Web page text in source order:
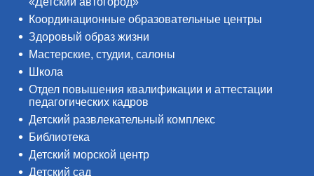
Координационные образовательные центры
Здоровый образ жизни
Мастерские, студии, салоны
Школа
Отдел повышения квалификации и аттестации
педагогических кадров
Детский развлекательный комплекс
Библиотека
Детский морской центр
Детский сад